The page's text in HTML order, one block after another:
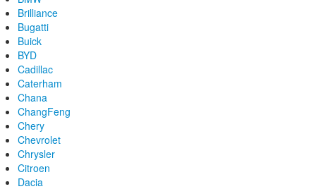
Brilliance
Bugatti
Buick
BYD
Cadillac
Caterham
Chana
ChangFeng
Chery
Chevrolet
Chrysler
Citroen
Dacia